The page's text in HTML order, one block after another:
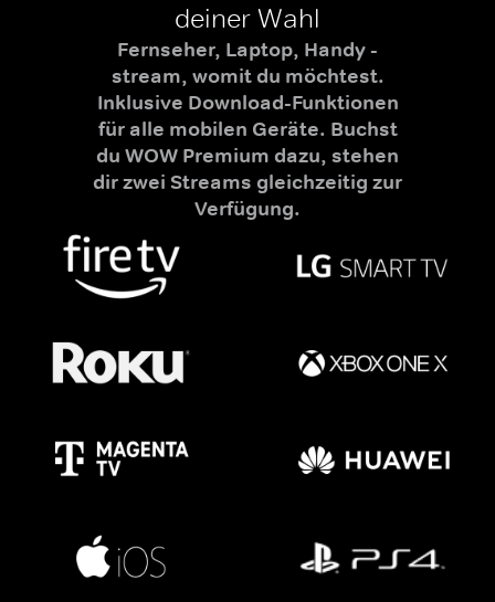
deiner Wahl
Fernseher, Laptop, Handy -
stream, womit du möchtest.
Inklusive Download-Funktionen
für alle mobilen Geräte. Buchst
du WOW Premium dazu, stehen
dir zwei Streams gleichzeitig zur
Verfügung.